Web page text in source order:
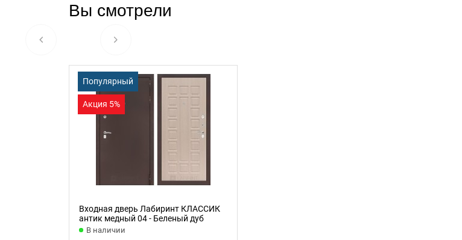
Вы смотрели
Популярный
Акция 5%
Входная дверь Лабиринт КЛАССИК
антик медный 04 - Беленый дуб
В наличии